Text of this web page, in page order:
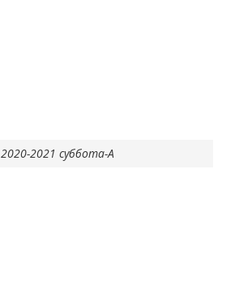
2020-2021 суббота-А